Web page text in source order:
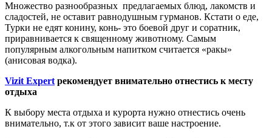
Множество разнообразных предлагаемых блюд, лакомств и
сладостей, не оставит равнодушным гурманов. Кстати о еде,
Турки не едят конину, конь- это боевой друг и соратник,
приравнивается к священному животному. Самым
популярным алкогольным напитком считается «ракы»
(анисовая водка).
Vizit Expert рекомендует внимательно отнестись к месту
отдыха
К выбору места отдыха и курорта нужно отнестись очень
внимательно, т.к от этого зависит ваше настроение.